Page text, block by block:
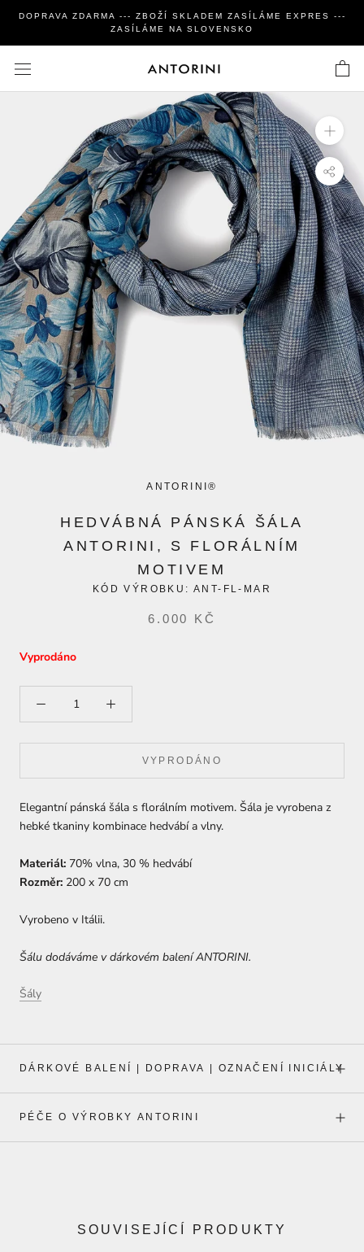
DOPRAVA ZDARMA --- ZBOŽÍ SKLADEM ZASÍLÁME EXPRES ---
ZASÍLÁME NA SLOVENSKO
ANTORINI®
HEDVÁBNÁ PÁNSKÁ ŠÁLA
ANTORINI, S FLORÁLNÍM
MOTIVEM
KÓD VÝROBKU:ANT-FL-MAR
6.000 KČ
Vyprodáno
VYPRODÁNO
Elegantní pánská šála s florálním motivem. Šála je vyrobena z
hebké tkaniny kombinace hedvábí a vlny.
Materiál: 70% vlna, 30 % hedvábí
Rozměr: 200 x 70 cm
Vyrobeno v Itálii.
Šálu dodáváme v dárkovém balení ANTORINI.
Šály
DÁRKOVÉ BALENÍ | DOPRAVA | OZNAČENÍ INICIÁLY
PÉČE O VÝROBKY ANTORINI
SOUVISEJÍCÍ PRODUKTY